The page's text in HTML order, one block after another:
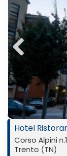
Previ
ous
Hotel
Corso Alpini
Trento (TN)